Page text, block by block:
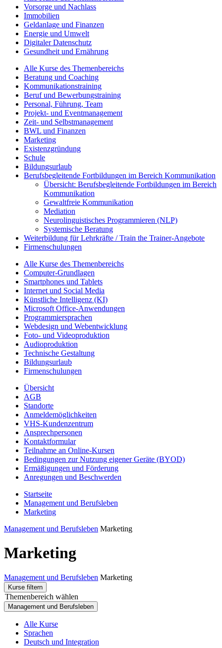
Vorsorge und Nachlass
Immobilien
Geldanlage und Finanzen
Energie und Umwelt
Digitaler Datenschutz
Gesundheit und Ernährung
Alle Kurse des Themenbereichs
Beratung und Coaching
Kommunikationstraining
Beruf und Bewerbungstraining
Personal, Führung, Team
Projekt- und Eventmanagement
Zeit- und Selbstmanagement
BWL und Finanzen
Marketing
Existenzgründung
Schule
Bildungsurlaub
Berufsbegleitende Fortbildungen im Bereich Kommunikation
Übersicht: Berufsbegleitende Fortbildungen im Bereich
Kommunikation
Gewaltfreie Kommunikation
Mediation
Neurolinguistisches Programmieren (NLP)
Systemische Beratung
Weiterbildung für Lehrkräfte / Train the Trainer-Angebote
Firmenschulungen
Alle Kurse des Themenbereichs
Computer-Grundlagen
Smartphones und Tablets
Internet und Social Media
Künstliche Intelligenz (KI)
Microsoft Office-Anwendungen
Programmiersprachen
Webdesign und Webentwicklung
Foto- und Videoproduktion
Audioproduktion
Technische Gestaltung
Bildungsurlaub
Firmenschulungen
Übersicht
AGB
Standorte
Anmeldemöglichkeiten
VHS-Kundenzentrum
Ansprechpersonen
Kontaktformular
Teilnahme an Online-Kursen
Bedingungen zur Nutzung eigener Geräte (BYOD)
Ermäßigungen und Förderung
Anregungen und Beschwerden
Startseite
Management und Berufsleben
Marketing
Management und Berufsleben Marketing
Marketing
Management und Berufsleben Marketing
Kurse filtern
Themenbereich wählen
Management und Berufsleben
Alle Kurse
Sprachen
Deutsch und Integration